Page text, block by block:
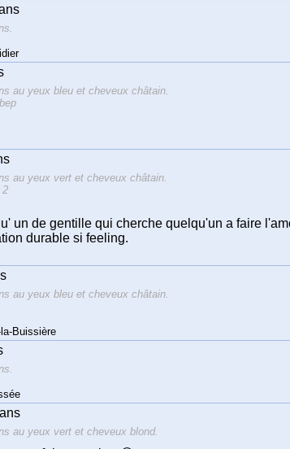
au yeux bleu et cheveux châtain.
au yeux vert et cheveux châtain.
2
un de gentille qui cherche quelqu'un a faire
durable si feeling.
au yeux bleu et cheveux châtain.
Buissière
au yeux vert et cheveux blond.